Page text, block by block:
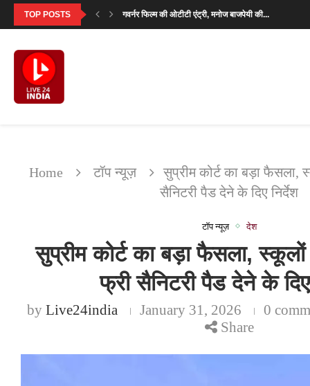
TOP POSTS गवर्नर फिल्म की ओटीटी एंट्री, मनोज बाजपेयी की...
Home टॉप न्यूज़
सुप्रीम कोर्ट का बड़ा फैसला,
सैनिटरी पैड देने के दिए निर्देश
टॉप न्यूज़ देश
सुप्रीम कोर्ट का बड़ा फैसला,
फ्री सैनिटरी पैड देने के दिए
byLive24india January 31, 2026
0
Share